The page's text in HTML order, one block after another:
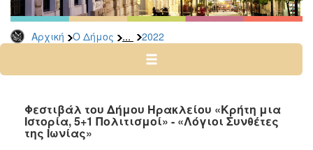
Αρχική Ο Δήμος ... 2022
Αρχείο
2026
2024
2022
2021
Φεστιβάλ του Δήμου Ηρακλείου «Κρήτη μια
Ιστορία, 5+1 Πολιτισμοί» - «Λόγιοι Συνθέτες
της Ιωνίας»